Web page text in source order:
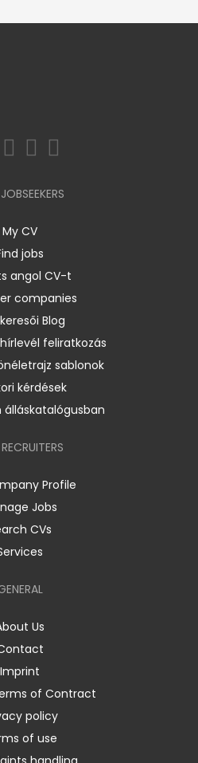
My CV
jobs
angol CV-t
companies
Blog
feliratkozás
sablonok
kérdések
álláskatalógusban
Profile
Jobs
CVs
Us
Imprint
of Contract
policy
of use